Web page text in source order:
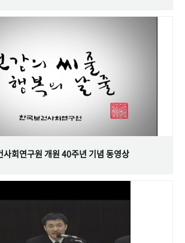
사회연구원 개원 40주년 기념 동영상